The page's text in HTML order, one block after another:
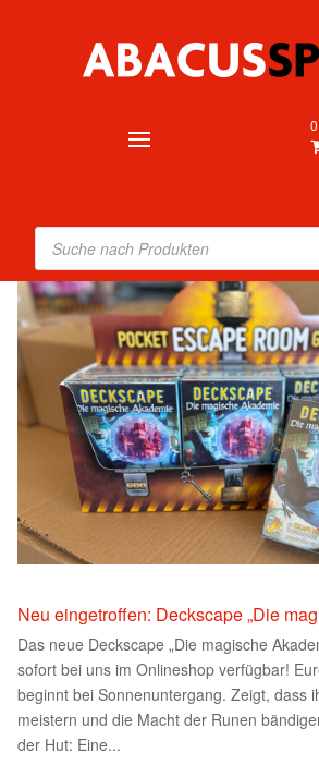
Products
search
Neu eingetroffen: Deckscape „Die
Das neue Deckscape „Die magische
sofort bei uns im Onlineshop verfügbar!
beginnt bei Sonnenuntergang. Zeigt, dass
meistern und die Macht der Runen
der Hut: Eine...